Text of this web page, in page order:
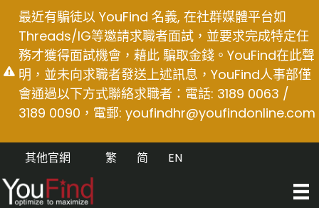
content
最近有騙徒以 YouFind 名義, 在社群媒體平台如
Threads/IG等邀請求職者面試，並要求完成特定任
務才獲得面試機會，藉此 騙取金錢。YouFind在此聲
明，並未向求職者發送上述訊息，YouFind人事部僅
會通過以下方式聯絡求職者：電話: 3189 0063 /
3189 0090，電郵: youfindhr@youfindonline.com
其他官網 EN
简
繁